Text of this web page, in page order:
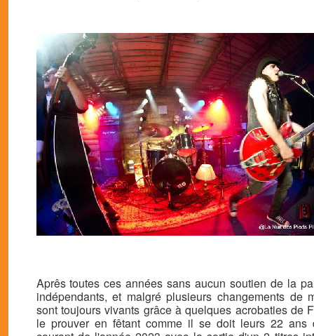
Aprês toutes ces années sans aucun soutien de la
indépendants, et malgré plusieurs changements de
sont toujours vivants grâce à quelques acrobaties de
le prouver en fêtant comme il se doit leurs 22 ans